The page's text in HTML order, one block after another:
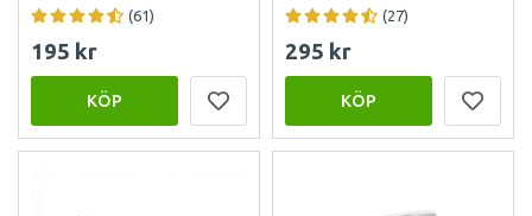
(61)
195 kr
KÖP
(27)
295 kr
KÖP